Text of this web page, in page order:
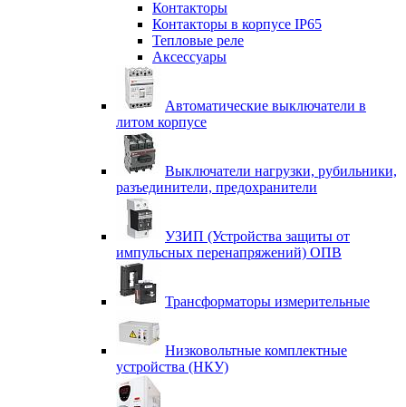
Контакторы
Контакторы в корпусе IP65
Тепловые реле
Аксессуары
Автоматические выключатели в
литом корпусе
Выключатели нагрузки, рубильники,
разъединители, предохранители
УЗИП (Устройства защиты от
импульсных перенапряжений) ОПВ
Трансформаторы измерительные
Низковольтные комплектные
устройства (НКУ)